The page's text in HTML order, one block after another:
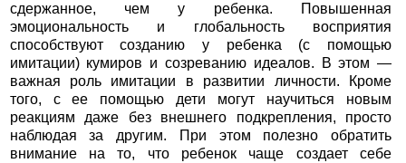
сдержанное, чем у ребенка. Повышенная
эмоциональность и глобальность восприятия
способствуют созданию у ребенка (с помощью
имитации) кумиров и созреванию идеалов. В этом —
важная роль имитации в развитии личности. Кроме
того, с ее помощью дети могут научиться новым
реакциям даже без внешнего подкрепления, просто
наблюдая за другим. При этом полезно обратить
внимание на то, что ребенок чаще создает себе